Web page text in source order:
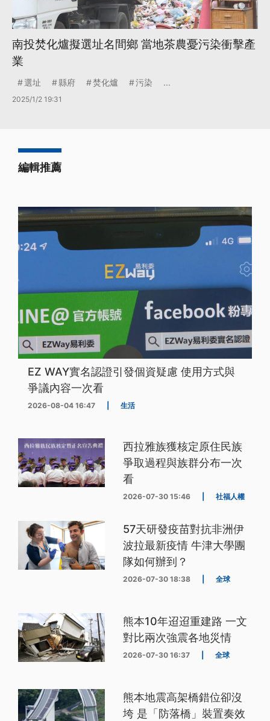
南投焚化爐擬選址名間鄉 當地茶農憂污染衝擊產
業
選址 縣府 焚化爐 污染 ...
2025/1/2 19:31
編輯推薦
EZ WAY實名認證引發個資疑慮 使用方式與
爭議內容一次看
2026-08-04 16:47 生活
西拉雅族獲核定原住民族
爭取過程與族群分布一次
看
2026-07-30 15:46 社福人權
57天研發疫苗對抗非洲伊
波拉最新疫情 牛津大學團
隊如何辦到？
2026-07-30 18:38 全球
熊本10年迢迢重建路 一文
對比兩次強震各地災情
2026-07-30 16:37 全球
熊本地震高架橋錯位卻沒
垮 是「防落橋」裝置奏效